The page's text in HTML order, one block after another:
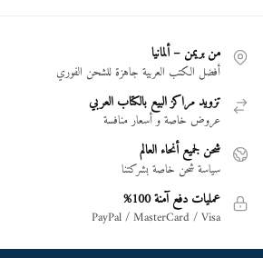
من بريمن – ألمانيا
أفضل الكتب العربية جاهزة للشحن الفوري
تزويد مراكز البيع بالكتاب العربي
عروض خاصة و أسعار منافسة
شحن لجميع أنحاء العالم
سياسة شحن خاصة بشركتنا
عمليات دفع آمنة 100%
PayPal / MasterCard / Visa